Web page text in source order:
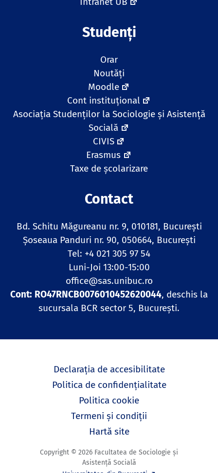
Studenți
Orar
Noutăți
Moodle
Cont instituțional
Asociația Studenților la Sociologie și Asistență
Socială
CIVIS
Erasmus
Taxe de școlarizare
Contact
Bd. Schitu Măgureanu nr. 9, 010181, Bucureşti
Șoseaua Panduri nr. 90, 050664, București
Tel: +4 021 305 97 54
Luni-Joi 13:00-15:00
office@sas.unibuc.ro
Cont: RO47RNCB0076010452620044, deschis la
sucursala BCR sector 5, București.
Declarația de accesibilitate
Politica de confidențialitate
Politica cookie
Termeni și condiții
Hartă site
Copyright © 2026 Facultatea de Sociologie și
Asistență Socială